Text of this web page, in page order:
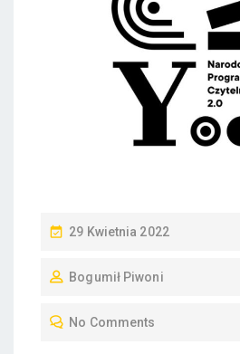
P
S
29 Kwietnia 2022
Bogumił Piwoni
No Comments